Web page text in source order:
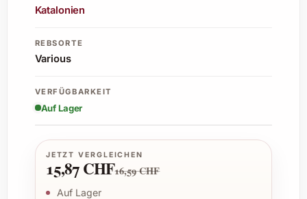
Katalonien
REBSORTE
Various
VERFÜGBARKEIT
Auf Lager
JETZT VERGLEICHEN
15,87 CHF16,59 CHF
Auf Lager